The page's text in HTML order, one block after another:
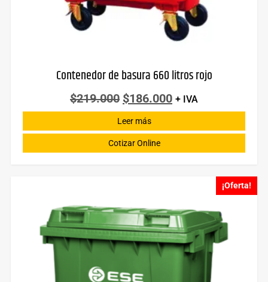
Contenedor de basura 660 litros rojo
$219.000 $186.000 + IVA
Leer más
Cotizar Online
¡Oferta!